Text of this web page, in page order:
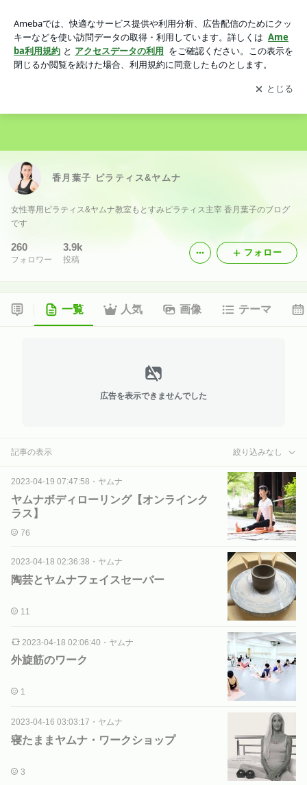
アプリをダウンロードして ブログの更新通知
を受け取りまし
ょう。
開く
香月葉子 ピラティス&ヤムナ
女性専用ピラティス&ヤムナ教室もとすみピラティス主宰 香月葉子のブログ
です
260
フォロワー
3.9k
投稿
フォロー
一覧 人気 画像 テーマ
広告を表示できませんでした
記事の表示 絞り込みなし
2023-04-19 07:47:58 ・ ヤムナ
ヤムナボディローリング【オンラインク
ラス】
76
2023-04-18 02:36:38 ・ ヤムナ
陶芸とヤムナフェイスセーバー
11
2023-04-18 02:06:40 ・ ヤムナ
外旋筋のワーク
1
2023-04-16 03:03:17 ・ ヤムナ
寝たままヤムナ・ワークショップ
3